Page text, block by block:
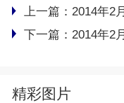
上一篇： 2014年2
下一篇： 2014年2
精彩图片